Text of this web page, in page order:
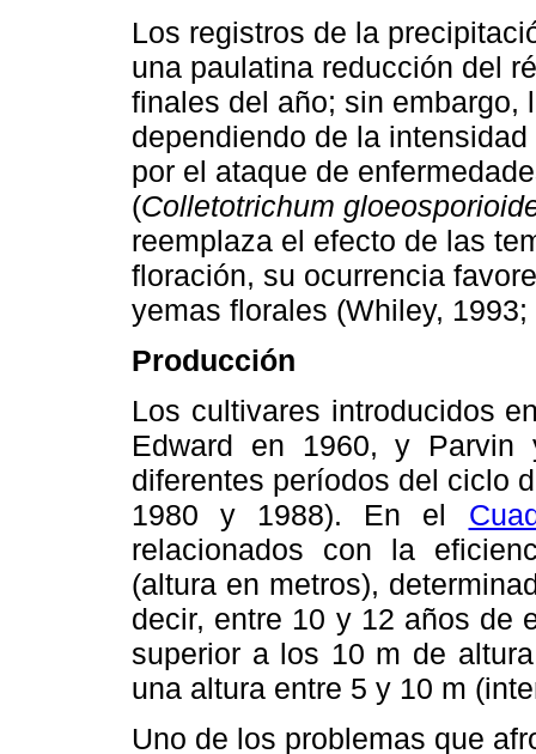
Los registros de la
una paulatina reducción del
finales del año; sin embargo,
dependiendo de la
por el ataque de
(Colletotrichum
reemplaza el efecto de las
floración, su ocurrencia
yemas florales (Whiley,
Producción
Los cultivares introducidos
Edward en 1960, y
diferentes períodos del ciclo
1980 y 1988). En el
relacionados con la
(altura en metros),
decir, entre 10 y 12 años de
superior a los 10 m de
una altura entre 5 y 10 m
Uno de los problemas que